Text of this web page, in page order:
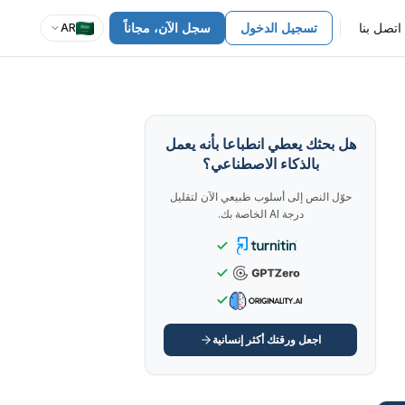
اتصل بنا تسجيل الدخول سجل الآن، مجاناً AR
هل بحثك يعطي انطباعا بأنه يعمل
بالذكاء الاصطناعي؟
حوّل النص إلى أسلوب طبيعي الآن لتقليل
درجة AI الخاصة بك.
اجعل ورقتك أكثر إنسانية